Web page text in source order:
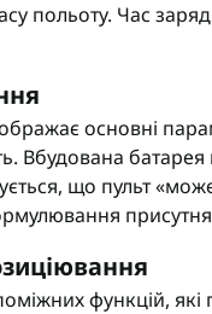
польоту. Час
основні
Вбудована
що пульт
присутня
функцій, які